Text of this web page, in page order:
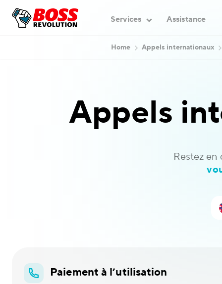
Services Assistance
Home Appels internationaux
Appels
Restez
Paiement à l’utilisation